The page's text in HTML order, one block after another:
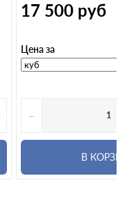
17 500 руб
Цена за
-
В